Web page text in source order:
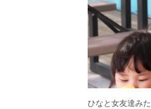
ひなと女友達み